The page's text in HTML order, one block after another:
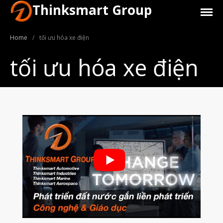
Trang Chủ
Sản Phẩm
Máy In 3D Để Bàn Formlabs U.S.
Máy In 3D SLA Công Nghiệp
Máy in 3D EOS
Máy in 3D nhựa PEEK EXT 220
MED | 3D SYSTEM
Máy In 3D FDM Để Bàn & Công
Thinksmart Group
Home / tối ưu hóa xe điện
tối ưu hóa xe điện